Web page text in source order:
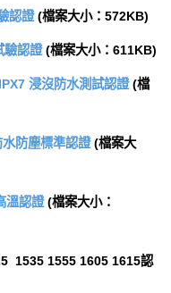
認證(檔案大小：572KB)
驗認證(檔案大小：611KB)
浸沒防水測試認證(檔
防塵標準認證(檔案大
溫認證(檔案大小：
1535 1555 1605 1615認